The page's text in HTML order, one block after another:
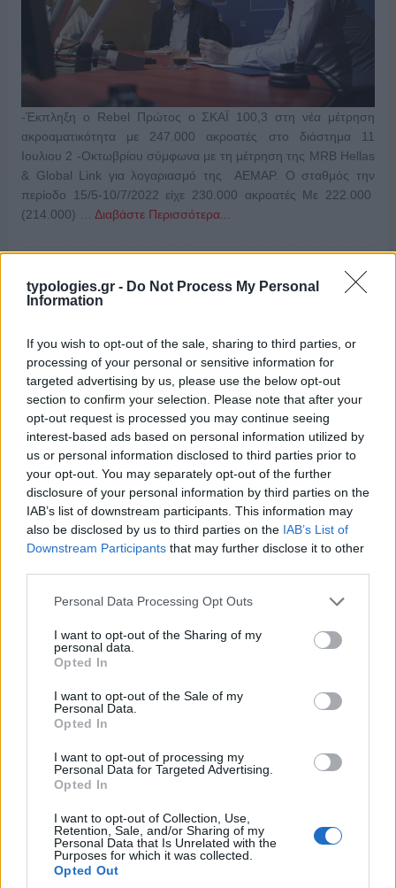
typologies.gr - Do Not Process My Personal
Information
If you wish to opt-out of the sale, sharing to third parties, or
processing of your personal or sensitive information for
targeted advertising by us, please use the below opt-out
section to confirm your selection. Please note that after your
opt-out request is processed you may continue seeing
interest-based ads based on personal information utilized by
us or personal information disclosed to third parties prior to
your opt-out. You may separately opt-out of the further
disclosure of your personal information by third parties on the
IAB’s list of downstream participants. This information may
also be disclosed by us to third parties on the IAB’s List of
Downstream Participants that may further disclose it to other
Please note that this website/app uses one or more Google
not limited to your visit or usage behaviour. You may click to
grant or deny consent to Google and its third-party tags to
use your data for below specified purposes in below Google
consent section.
Personal Data Processing Opt Outs
I want to opt-out of the Sharing of my
personal data.
Opted In
I want to opt-out of the Sale of my
Personal Data.
Opted In
I want to opt-out of processing my
Personal Data for Targeted Advertising.
Opted In
I want to opt-out of Collection, Use,
Retention, Sale, and/or Sharing of my
Personal Data that Is Unrelated with the
Purposes for which it was collected.
Opted Out
-Έκπληξη ο Rebel Πρώτος ο ΣΚΑΪ 100,3 στη νέα μέτρηση
ακροαματικότητα με 247.000 ακροατές στο διάστημα 11
Ιουλιου 2 -Οκτωβρίου σύμφωνα με τη μέτρηση της MRB Hellas
& Global Link για λογαριασμό της ΑΕΜΑΡ. Ο σταθμός την
περίοδο 15/5-10/7/2022 είχε 230.000 ακροατές Με 222.000
(214.000) … Διαβάστε Περισσότερα...
ΑΝΗΚΕΙ ΣΤΗΝ ΚΑΤΗΓΟΡΙΑ: HOME , ΜΕΤΡΗΣΕΙΣ ,
ΡΑΔΙΟΦΩΝΟ
ΕΠΙΣΗΜΑΣΜΕΝΟ ΜΕ: 3 , ATHENS DJ , GLOBAL LINK , MRB
HELLAS
, REBEL , RED ROCK FM ΔΙΕΣΗ ΔΡΟΜΟΣ
ΜΕΛΩΔΙΑ , ΣΚΑΪ 100
Εξαγορές, όμιλοι και podcasts-Το
ραδιόφωνο επιστρέφει!
Η ραδιοφωνική αγορά δείχνει να έχει σημαντικές προοπτικές,
που ακόμη δεν έχουν φανεί πλήρως στη διαφημιστική αγορά
αλλά είναι σημαντικές. Η παραδοσιακή ακρόαση στο